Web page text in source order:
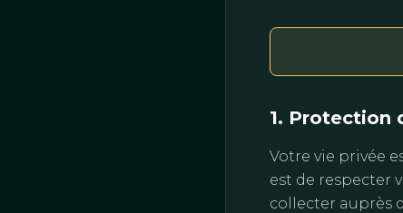
1. Protection
Votre vie privée
est de respecter
collecter auprès